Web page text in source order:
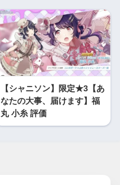
【シャニソン】限定★3【あ
なたの大事、届けます】福
丸 小糸 評価